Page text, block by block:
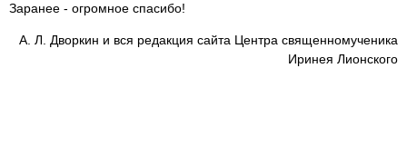
Заранее - огромное спасибо!
А. Л. Дворкин и вся редакция сайта Центра священномученика
Иринея Лионского